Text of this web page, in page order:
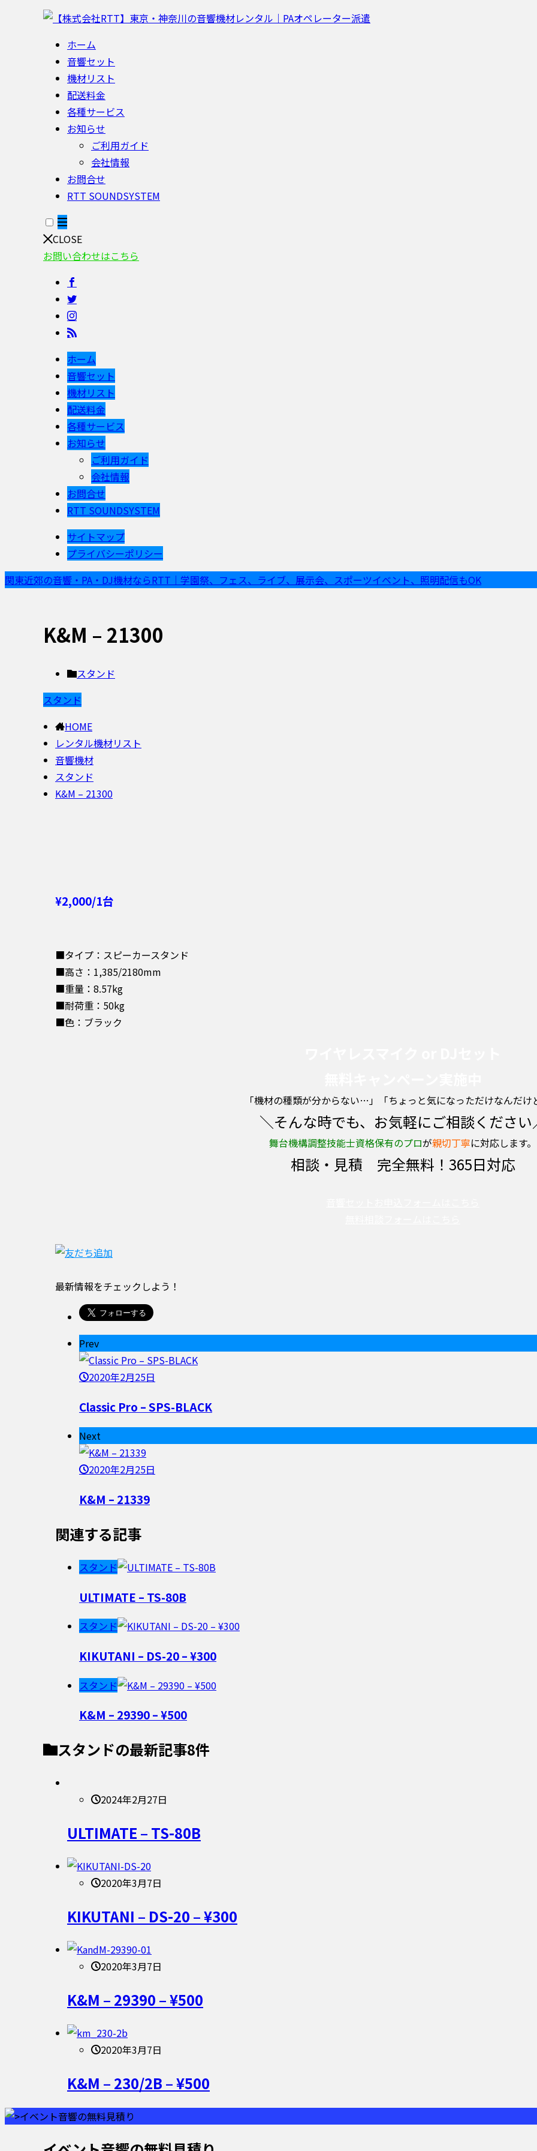
ホーム
音響セット
機材リスト
配送料金
各種サービス
お知らせ
ご利用ガイド
会社情報
お問合せ
RTT SOUNDSYSTEM
CLOSE
お問い合わせはこちら
ホーム
音響セット
機材リスト
配送料金
各種サービス
お知らせ
ご利用ガイド
会社情報
お問合せ
RTT SOUNDSYSTEM
サイトマップ
プライバシーポリシー
関東近郊の音響・PA・DJ機材ならRTT｜学園祭、フェス、ライブ、展示会、スポーツイベント、照明配信もOK
K&M – 21300
スタンド
スタンド
HOME
レンタル機材リスト
音響機材
スタンド
K&M – 21300
¥2,000/1台
■タイプ：スピーカースタンド
■高さ：1,385/2180mm
■重量：8.57kg
■耐荷重：50kg
■色：ブラック
「機材の種類が分からない…」「ちょっと気になっただけなんだけ
＼そんな時でも、お気軽にご相談ください
舞台機構調整技能士資格保有のプロが親切丁寧に対応します。
相談・見積 完全無料！365日対応
最新情報をチェックしよう！
Prev
2020年2月25日
Classic Pro – SPS-BLACK
Next
2020年2月25日
K&M – 21339
関連する記事
スタンド
ULTIMATE – TS-80B
スタンド
KIKUTANI – DS-20 – ¥300
スタンド
K&M – 29390 – ¥500
スタンドの最新記事8件
2024年2月27日
ULTIMATE – TS-80B
2020年3月7日
KIKUTANI – DS-20 – ¥300
2020年3月7日
K&M – 29390 – ¥500
2020年3月7日
K&M – 230/2B – ¥500